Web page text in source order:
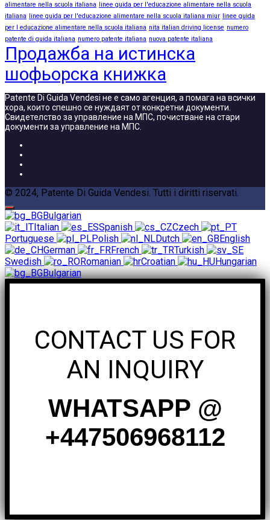
alimentare nella scuola italiana
linee guida per l'educazione alimentare nella scuola
italiana
linee guida per l'educazione alimentare nella scuola italiana miur linee guida
per l educazione alimentare nella scuola italiana nita italian driving license numero
patente di guida italiana numero patente italiana nuova patente italiana
Продажба на истинска
шофьорска книжка
Patente Di Guida Vendesi не е само агенция, а помага на всички
хора, които спешно се нуждаят от конкретни документи.
Свидетелство за управление на МПС, почистване на стари
документи за управление на МПС.
© 2024, Patente Di Guida Vendesi. Tutti i diritti riservati.
Bulgarian
Italian
Spanish
Czech
Portuguese
Polish Dutch
English
German
French
Turkish
Swedish
Romanian Croatian
Hungarian
Bulgarian
CONTACT US FOR
AN INQUIRY
WHATSAPP @
+447506968112